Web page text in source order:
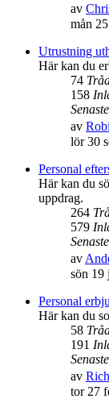
av
mån
Utrustning
Här kan du
74
158
av
lör 30
Personal
Här kan du
uppdrag.
264
579
av
sön 19
Personal
Här kan du
58
191
av
tor 27